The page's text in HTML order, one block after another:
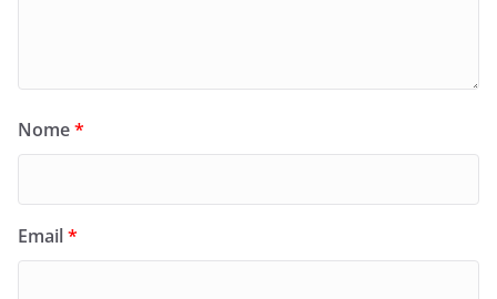
Nome*
Email*